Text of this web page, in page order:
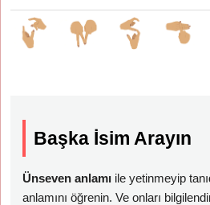
Başka İsim Arayın
Ünseven anlamı ile yetinmeyip
anlamını öğrenin. Ve onları